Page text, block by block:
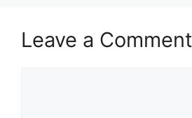
Leave a Comment